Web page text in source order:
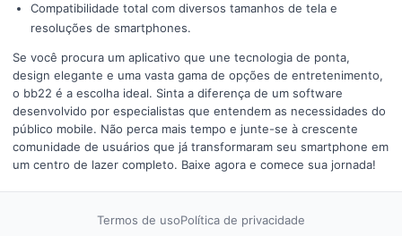
Compatibilidade total com diversos tamanhos de tela e
resoluções de smartphones.
Se você procura um aplicativo que une tecnologia de ponta,
design elegante e uma vasta gama de opções de entretenimento,
o bb22 é a escolha ideal. Sinta a diferença de um software
desenvolvido por especialistas que entendem as necessidades do
público mobile. Não perca mais tempo e junte-se à crescente
comunidade de usuários que já transformaram seu smartphone em
um centro de lazer completo. Baixe agora e comece sua jornada!
Termos de usoPolítica de privacidade